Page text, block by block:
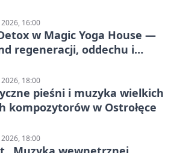
do Korony”
16:00
w Magic Yoga House —
regeneracji, oddechu i
18:00
pieśni i muzyka wielkich
kompozytorów w Ostrołęce
18:00